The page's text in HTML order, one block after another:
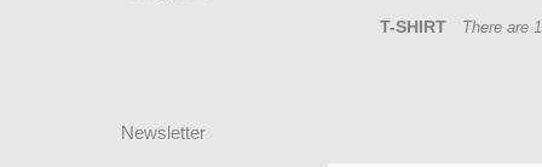
Newsletter
T-SHIRT There are